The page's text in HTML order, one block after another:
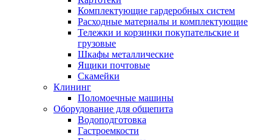
Комплектующие гардеробных систем
Расходные материалы и комплектующие
Тележки и корзинки покупательские и
грузовые
Шкафы металлические
Ящики почтовые
Скамейки
Клининг
Поломоечные машины
Оборудование для общепита
Водоподготовка
Гастроемкости